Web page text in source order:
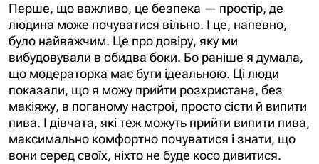
Перше, що важливо, це безпека — простір, де
людина може почуватися вільно. І це, напевно,
було найважчим. Це про довіру, яку ми
вибудовували в обидва боки. Бо раніше я думала,
що модераторка має бути ідеальною. Ці люди
показали, що я можу прийти розхристана, без
макіяжу, в поганому настрої, просто сісти й випити
пива. І дівчата, які теж можуть прийти випити пива,
максимально комфортно почуватися і знати, що
вони серед своїх, ніхто не буде косо дивитися.